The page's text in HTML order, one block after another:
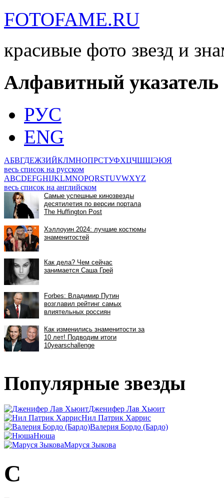
FOTOFAME.RU
красивые фото звезд и
Алфавитный указатель
РУС
ENG
АБВГДЕЖЗИЙКЛМНОПРСТУФХЦЧШЩЭЮЯ
весь список на русском
ABCDEFGHIJKLMNOPQRSTUVWXYZ
весь список на английском
Популярные звезды
Дженифер Лав Хьюит
Нил Патрик Харрис
Валерия Бордо (Бардо)
Нюша
Маруся Зыкова
С